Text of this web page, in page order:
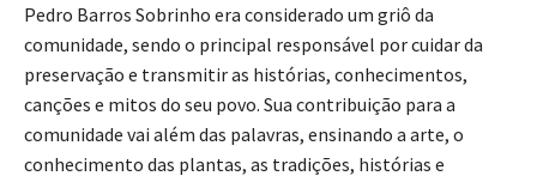
Pedro Barros Sobrinho era considerado um griô da
comunidade, sendo o principal responsável por cuidar da
preservação e transmitir as histórias, conhecimentos,
canções e mitos do seu povo. Sua contribuição para a
comunidade vai além das palavras, ensinando a arte, o
conhecimento das plantas, as tradições, histórias e